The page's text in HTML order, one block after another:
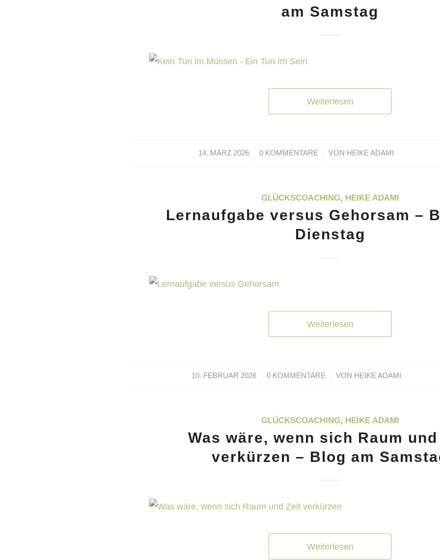
am Samstag
Weiterlesen
14. MÄRZ 2026
/ 0 KOMMENTARE
/ VON HEIKE ADAMI
GLÜCKSCOACHING, HEIKE ADAMI
Lernaufgabe versus Gehorsam –
Dienstag
Weiterlesen
10. FEBRUAR 2026
/ 0 KOMMENTARE
/ VON HEIKE ADAMI
GLÜCKSCOACHING, HEIKE ADAMI
Was wäre, wenn sich Raum
verkürzen – Blog am
Weiterlesen